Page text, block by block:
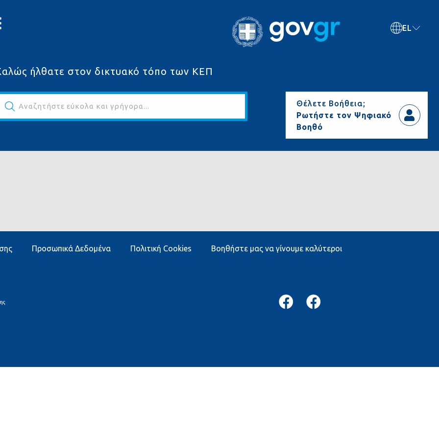
ήλθατε στον δικτυακό τόπο των ΚΕΠ
Αναζητήστε εύκολα και γρήγορα...
EL
Θέλετε Βοήθεια;
Ρωτήστε τον Ψηφιακό
Βοηθό
Προσωπικά Δεδομένα Πολιτική Cookies Βοηθήστε μας να γίνουμε καλύτεροι